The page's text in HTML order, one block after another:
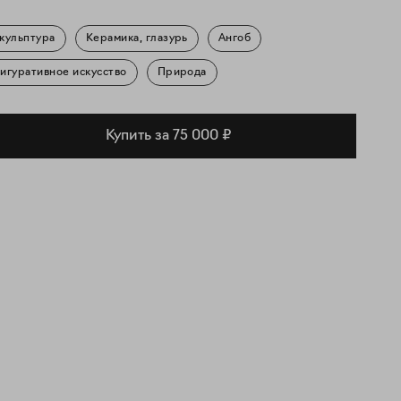
Керамика, глазурь Ангоб
искусство Природа
Купить за 75 000 ₽